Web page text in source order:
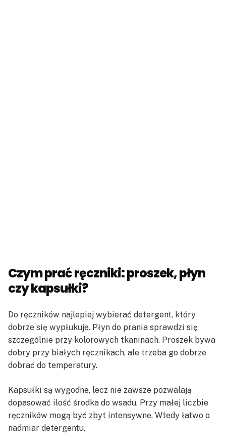
Czym prać ręczniki: proszek, płyn
czy kapsułki?
Do ręczników najlepiej wybierać detergent, który
dobrze się wypłukuje. Płyn do prania sprawdzi się
szczególnie przy kolorowych tkaninach. Proszek bywa
dobry przy białych ręcznikach, ale trzeba go dobrze
dobrać do temperatury.
Kapsułki są wygodne, lecz nie zawsze pozwalają
dopasować ilość środka do wsadu. Przy małej liczbie
ręczników mogą być zbyt intensywne. Wtedy łatwo o
nadmiar detergentu.